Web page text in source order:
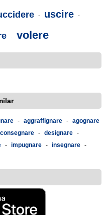
- uscire -
- volere
- aggraffignare - agognare
consegnare - designare -
- impugnare - insegnare -